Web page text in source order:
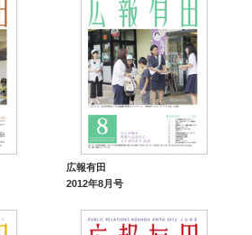
広報有田
2012年8月号